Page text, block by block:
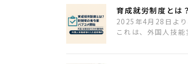
育成就労制度とは
2025年4月28日よ
これは、外国人技